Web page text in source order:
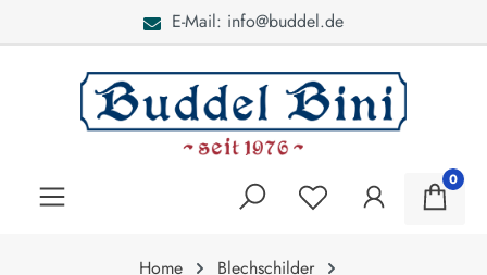
E-Mail: info@buddel.de
0
Home
Blechschilder